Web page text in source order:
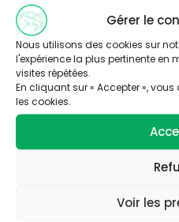
Gérer le
Nous utilisons des cookies sur
l'expérience la plus pertinente en
visites répétées.
En cliquant sur « Accepter »,
les cookies.
Voir les